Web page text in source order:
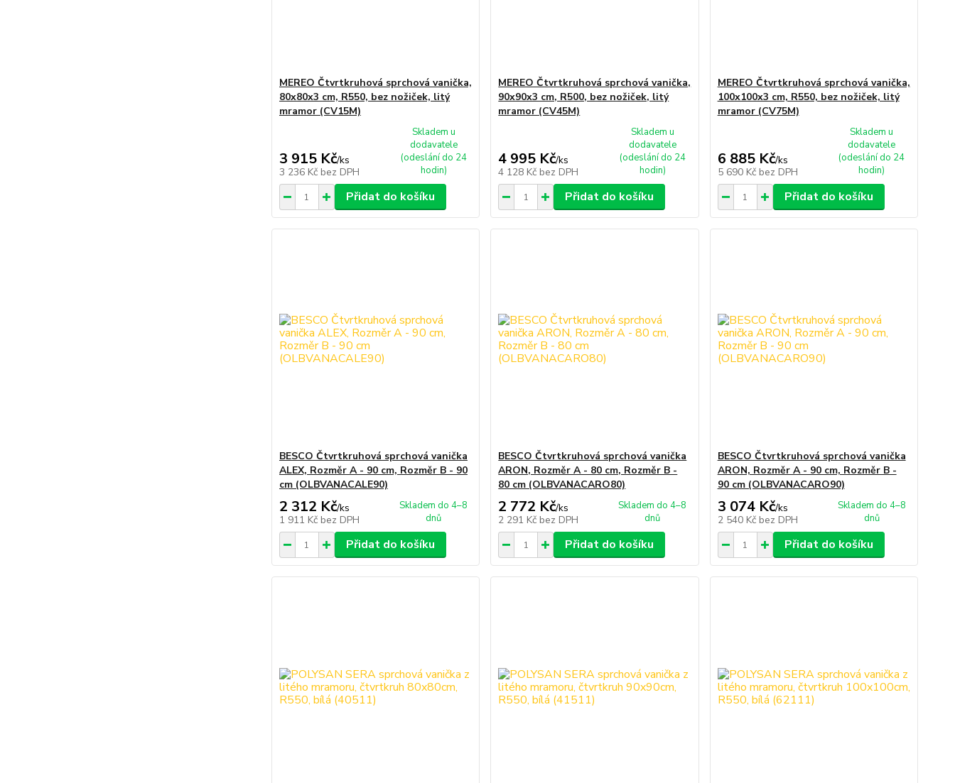
MEREO Čtvrtkruhová sprchová vanička,
80x80x3 cm, R550, bez nožiček, litý
mramor (CV15M)
3 915 Kč/ks
3 236 Kč bez DPH
Skladem u
dodavatele
(odeslání do 24
hodin)
Přidat do košíku
MEREO Čtvrtkruhová sprchová vanička,
90x90x3 cm, R500, bez nožiček, litý
mramor (CV45M)
4 995 Kč/ks
4 128 Kč bez DPH
Skladem u
dodavatele
(odeslání do 24
hodin)
Přidat do košíku
MEREO Čtvrtkruhová sprchová vanička,
100x100x3 cm, R550, bez nožiček, litý
mramor (CV75M)
6 885 Kč/ks
5 690 Kč bez DPH
Skladem u
dodavatele
(odeslání do 24
hodin)
Přidat do košíku
BESCO Čtvrtkruhová sprchová vanička
ALEX, Rozměr A - 90 cm, Rozměr B - 90
cm (OLBVANACALE90)
2 312 Kč/ks
1 911 Kč bez DPH
Skladem do 4–8
dnů
Přidat do košíku
BESCO Čtvrtkruhová sprchová vanička
ARON, Rozměr A - 80 cm, Rozměr B -
80 cm (OLBVANACARO80)
2 772 Kč/ks
2 291 Kč bez DPH
Skladem do 4–8
dnů
Přidat do košíku
BESCO Čtvrtkruhová sprchová vanička
ARON, Rozměr A - 90 cm, Rozměr B -
90 cm (OLBVANACARO90)
3 074 Kč/ks
2 540 Kč bez DPH
Skladem do 4–8
dnů
Přidat do košíku